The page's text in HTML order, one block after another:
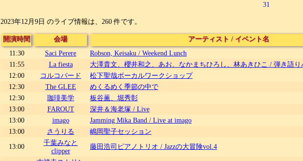
31
2023年12月9日 のライブ情報は、260 件です。
開演時間 会場 アーティスト / イベント名
11:30
Saci Perere Robson, Keisaku / Weekend Lunch
11:55
La fiesta
大澤貴文、櫻井和之、あお、なかまちひろし、林あきひこ / 弾き語り
12:00
コルコバード 松下聖哉ボーカルワークショップ
12:30
The GLEE めくるめく季節の中で
12:30
珈琲美学 板谷薫、堀秀彰
13:00
FAROUT 深井＆海老塚 / Live
13:00
imago Jamming Mika Band / Live at imago
13:00
さうりる 嶋岡聖子セッション
13:00
千葉みなと
clipper
藤田浩司ピアノトリオ / Jazzの大冒険vol.4